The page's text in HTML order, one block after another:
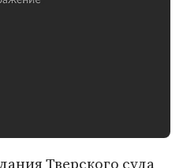
Тверского суда